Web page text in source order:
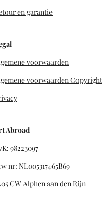
en garantie
voorwaarden
voorwaarden Copyright
Abroad
98223097
nr: NL005317465B69
CW Alphen aan den Rijn